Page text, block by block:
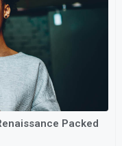
Packed